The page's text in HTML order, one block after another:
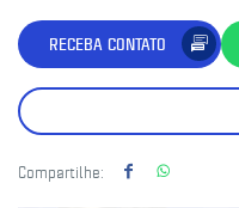
RECEBA CONTATO
Compartilhe: